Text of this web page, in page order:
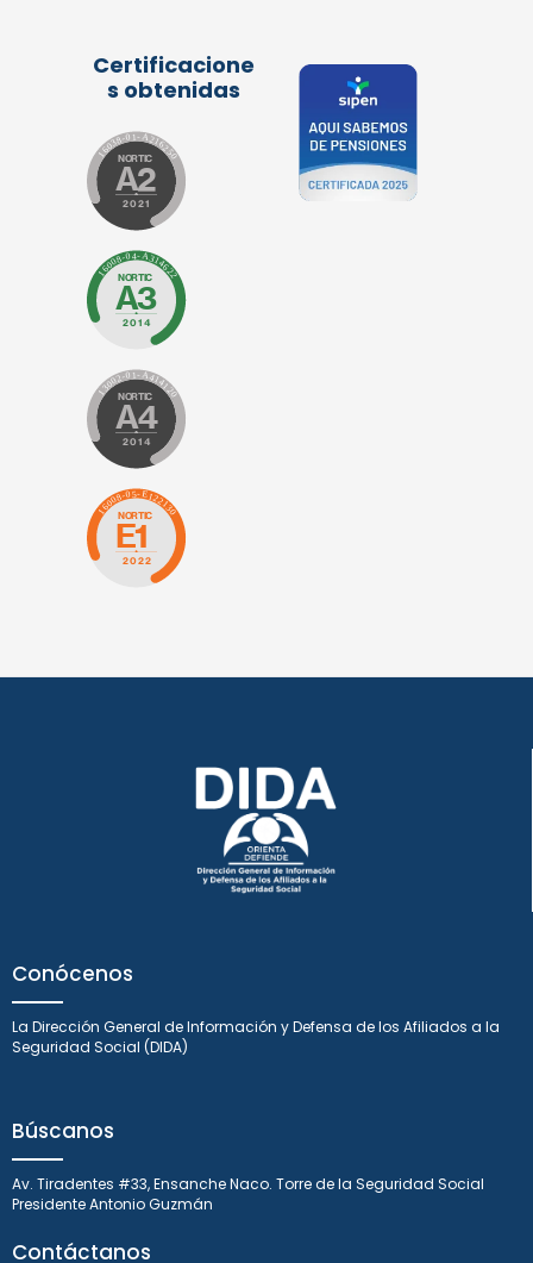
Certificacione
s obtenidas
Conócenos
La Dirección General de Información y Defensa de los Afiliados a la
Seguridad Social (DIDA)
Búscanos
Av. Tiradentes #33, Ensanche Naco. Torre de la Seguridad Social
Presidente Antonio Guzmán
Contáctanos